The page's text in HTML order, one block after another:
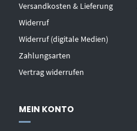
Versandkosten & Lieferung
Widerruf
Widerruf (digitale Medien)
Zahlungsarten
Vertrag widerrufen
MEIN KONTO